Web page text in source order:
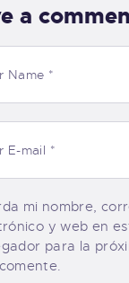
a
mi nombre,
y web en
para la